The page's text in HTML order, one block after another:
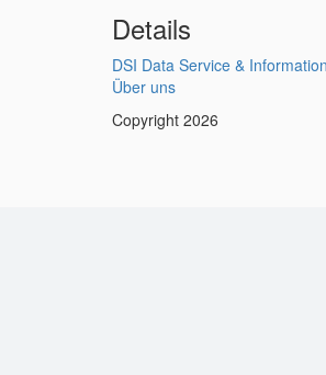
Details
DSI Data Service &
Über uns
Copyright 2026